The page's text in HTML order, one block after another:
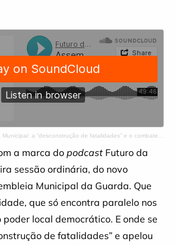
a “desconstrução de fatalidades” e o combate às “guerrilhas” locais
a marca do podcast Futuro da
sessão ordinária, do novo
Municipal da Guarda. Que
que só encontra paralelo nos
local democrático. E onde se
de fatalidades” e apelou